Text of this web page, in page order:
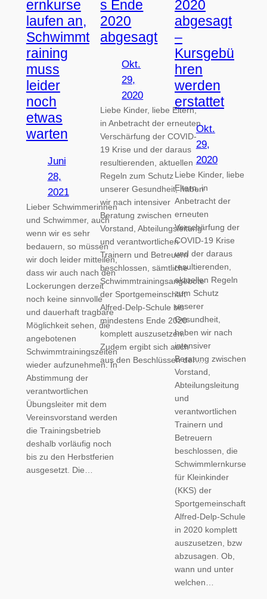
ernkurse
laufen an,
Schwimmt
raining
muss
leider
noch
etwas
warten
Juni
28,
2021
Lieber Schwimmerinnen
und Schwimmer, auch
wenn wir es sehr
bedauern, so müssen
wir doch leider mitteilen,
dass wir auch nach den
Lockerungen derzeit
noch keine sinnvolle
und dauerhaft tragbare
Möglichkeit sehen, die
angebotenen
Schwimmtrainingszeiten
wieder aufzunehmen. In
Abstimmung der
verantwortlichen
Übungsleiter mit dem
Vereinsvorstand werden
die Trainingsbetrieb
deshalb vorläufig noch
bis zu den Herbstferien
ausgesetzt. Die…
s Ende
2020
abgesagt
Okt.
29,
2020
Liebe Kinder, liebe Eltern,
in Anbetracht der erneuten
Verschärfung der COVID-
19 Krise und der daraus
resultierenden, aktuellen
Regeln zum Schutz
unserer Gesundheit, haben
wir nach intensiver
Beratung zwischen
Vorstand, Abteilungsleitung
und verantwortlichen
Trainern und Betreuern
beschlossen, sämtliche
Schwimmtrainingsangebote
der Sportgemeinschaft
Alfred-Delp-Schule bis
mindestens Ende 2020
komplett auszusetzen.
Zudem ergibt sich auch
aus den Beschlüssen der…
2020
abgesagt
–
Kursgebü
hren
werden
erstattet
Okt.
29,
2020
Liebe Kinder, liebe
Eltern, in
Anbetracht der
erneuten
Verschärfung der
COVID-19 Krise
und der daraus
resultierenden,
aktuellen Regeln
zum Schutz
unserer
Gesundheit,
haben wir nach
intensiver
Beratung zwischen
Vorstand,
Abteilungsleitung
und
verantwortlichen
Trainern und
Betreuern
beschlossen, die
Schwimmlernkurse
für Kleinkinder
(KKS) der
Sportgemeinschaft
Alfred-Delp-Schule
in 2020 komplett
auszusetzen, bzw
abzusagen. Ob,
wann und unter
welchen…